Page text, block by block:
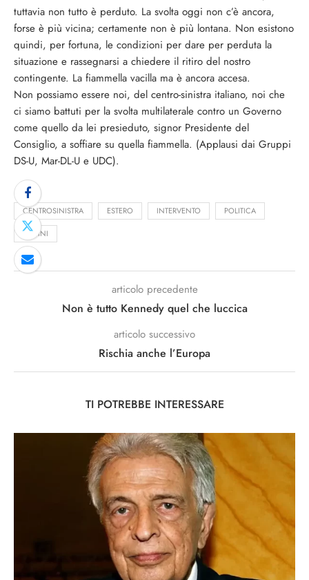
tuttavia non tutto è perduto. La svolta oggi non c’è ancora,
forse è più vicina; certamente non è più lontana. Non esistono
quindi, per fortuna, le condizioni per dare per perduta la
situazione e rassegnarsi a chiedere il ritiro del nostro
contingente. La fiammella vacilla ma è ancora accesa.
Non possiamo essere noi, del centro-sinistra italiano, noi che
ci siamo battuti per la svolta multilaterale contro un Governo
come quello da lei presieduto, signor Presidente del
Consiglio, a soffiare su quella fiammella. (Applausi dai Gruppi
DS-U, Mar-DL-U e UDC).
CENTROSINISTRA ESTERO INTERVENTO POLITICA
TONINI
articolo precedente
Non è tutto Kennedy quel che luccica
articolo successivo
Rischia anche l’Europa
TI POTREBBE INTERESSARE